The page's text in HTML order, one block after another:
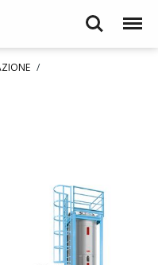
Search Menu